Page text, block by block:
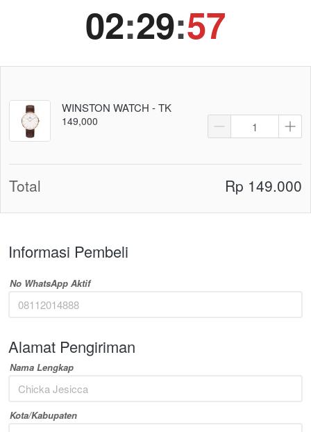
02:29:56
Informasi Pembeli
No WhatsApp Aktif
Alamat Pengiriman
Nama Lengkap
Kota/Kabupaten
WINSTON WATCH - TK
149,000
Total Rp 149.000